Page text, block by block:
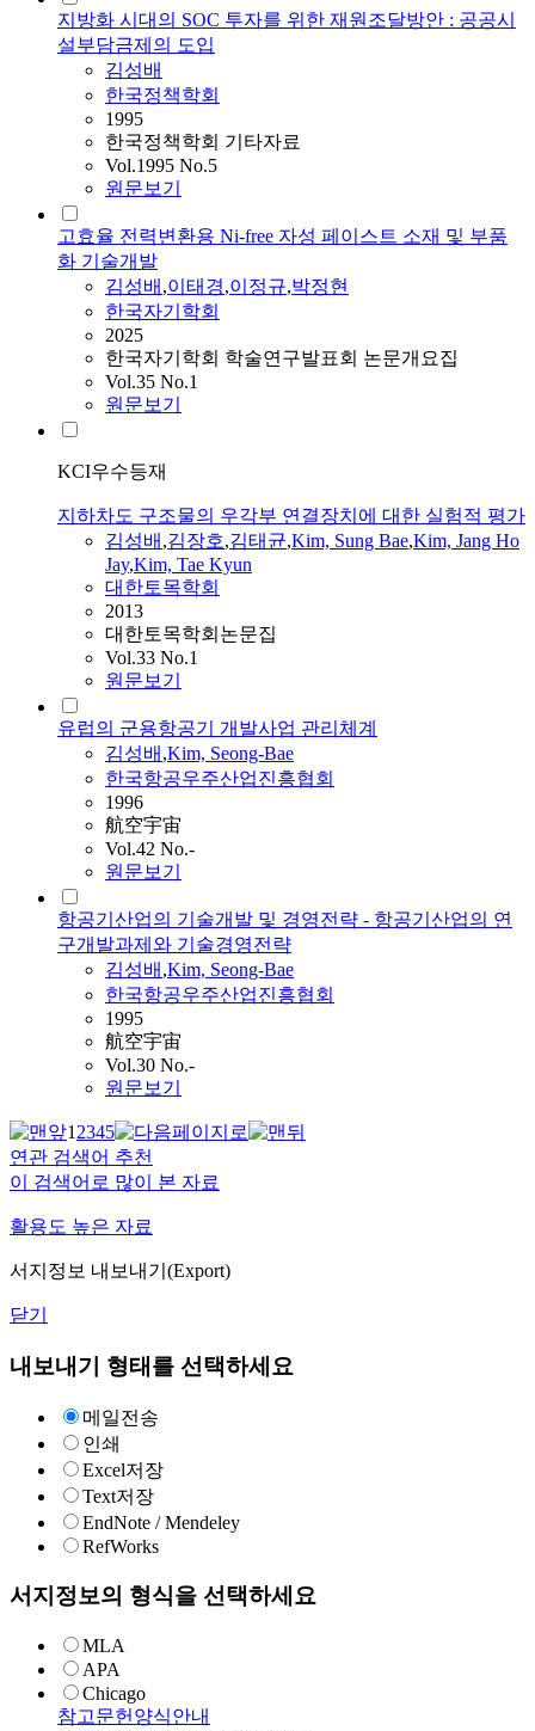
지방화 시대의 SOC 투자를 위한 재원조달방안 : 공공시
설부담금제의 도입
김성배
한국정책학회
1995
한국정책학회 기타자료
Vol.1995 No.5
원문보기
고효율 전력변환용 Ni-free 자성 페이스트 소재 및 부품
화 기술개발
김성배 ,이태경,이정규,박정현
한국자기학회
2025
한국자기학회 학술연구발표회 논문개요집
Vol.35 No.1
원문보기
KCI우수등재
지하차도 구조물의 우각부 연결장치에 대한 실험적 평가
김성배 ,김장호,김태균,Kim, Sung Bae,Kim, Jang Ho
Jay,Kim, Tae Kyun
대한토목학회
2013
대한토목학회논문집
Vol.33 No.1
원문보기
유럽의 군용항공기 개발사업 관리체계
김성배 ,Kim, Seong-Bae
한국항공우주산업진흥협회
1996
航空宇宙
Vol.42 No.-
원문보기
항공기산업의 기술개발 및 경영전략 - 항공기산업의 연
구개발과제와 기술경영전략
김성배 ,Kim, Seong-Bae
한국항공우주산업진흥협회
1995
航空宇宙
Vol.30 No.-
원문보기
12345
연관 검색어 추천
이 검색어로 많이 본 자료
활용도 높은 자료
서지정보 내보내기(Export)
닫기
내보내기 형태를 선택하세요
메일전송
인쇄
Excel저장
Text저장
EndNote / Mendeley
RefWorks
서지정보의 형식을 선택하세요
MLA
APA
Chicago
참고문헌양식안내